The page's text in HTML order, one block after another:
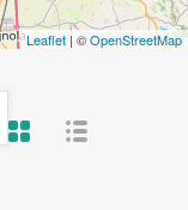
Leaflet | ©OpenStreetMap